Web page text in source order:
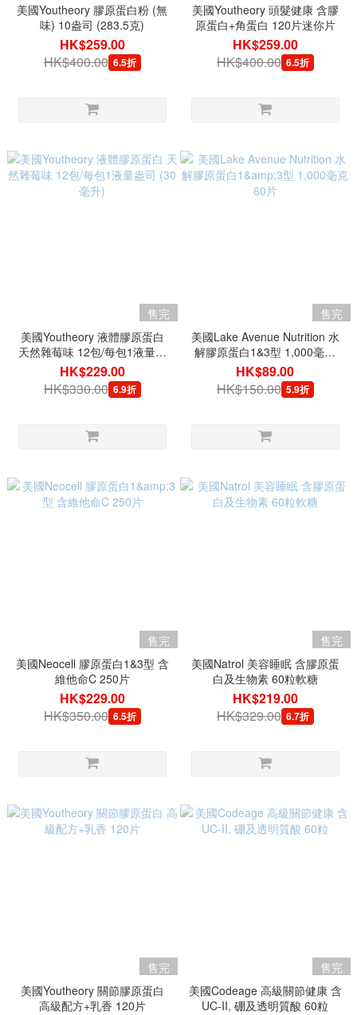
美國Youtheory 膠原蛋白粉 (無
味) 10盎司 (283.5克)
HK$259.00
HK$400.00 6.5折
美國Youtheory 頭髮健康 含膠
原蛋白+角蛋白 120片迷你片
HK$259.00
HK$400.00 6.5折
售完
美國Youtheory 液體膠原蛋白
天然雜莓味 12包/每包1液量盎
司 (30毫升)
HK$229.00
HK$330.00 6.9折
售完
美國Lake Avenue Nutrition 水
解膠原蛋白1&3型 1,000毫克
60片
HK$89.00
HK$150.00 5.9折
售完
美國Neocell 膠原蛋白1&3型 含
維他命C 250片
HK$229.00
HK$350.00 6.5折
售完
美國Natrol 美容睡眠 含膠原蛋
白及生物素 60粒軟糖
HK$219.00
HK$329.00 6.7折
售完
美國Youtheory 關節膠原蛋白
高級配方+乳香 120片
售完
美國Codeage 高級關節健康 含
UC-II, 硼及透明質酸 60粒